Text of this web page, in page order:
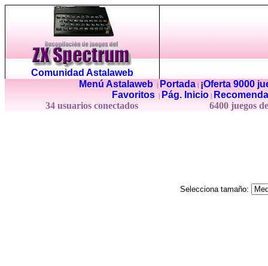
Comunidad Astalaweb
Menú Astalaweb| Portada|
¡Oferta 9000
Favoritos
Pág. Inicio
34 usuarios conectados
6400 juegos
Selecciona tamaño: